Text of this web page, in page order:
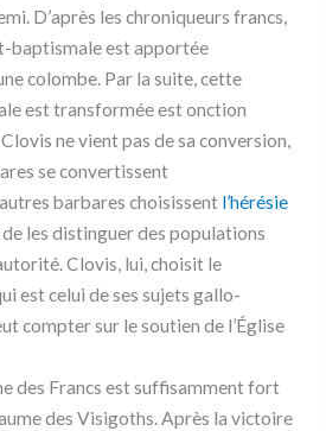
D’après les chroniqueurs francs,
baptismale est apportée
colombe. Par la suite, cette
est transformée est onction
ne vient pas de sa conversion,
se convertissent
barbares choisissent l’hérésie
les distinguer des populations
Clovis, lui, choisit le
est celui de ses sujets gallo-
compter sur le soutien de l’Église
des Francs est suffisamment fort
des Visigoths. Après la victoire